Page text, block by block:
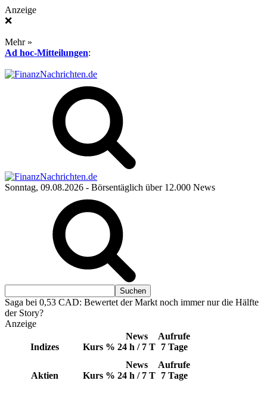
Anzeige
❌
Mehr »
Ad hoc-Mitteilungen:
Sonntag, 09.08.2026 - Börsentäglich über 12.000 News
Saga bei 0,53 CAD: Bewertet der Markt noch immer nur die Hälfte
der Story?
Anzeige
Indizes Kurs %
News
24 h / 7 T
Aufrufe
7 Tage
Aktien Kurs %
News
24 h / 7 T
Aufrufe
7 Tage